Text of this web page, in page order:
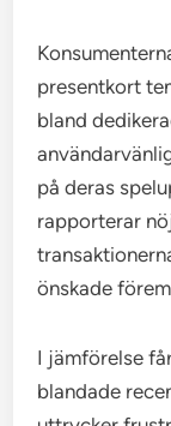
presentkort
bland
på deras
rapporterar
önskade
I jämförelse
blandade